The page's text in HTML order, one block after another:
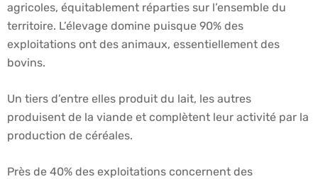
agricoles, équitablement réparties sur l’ensemble du
territoire. L’élevage domine puisque 90% des
exploitations ont des animaux, essentiellement des
bovins.
Un tiers d’entre elles produit du lait, les autres
produisent de la viande et complètent leur activité par la
production de céréales.
Près de 40% des exploitations concernent des